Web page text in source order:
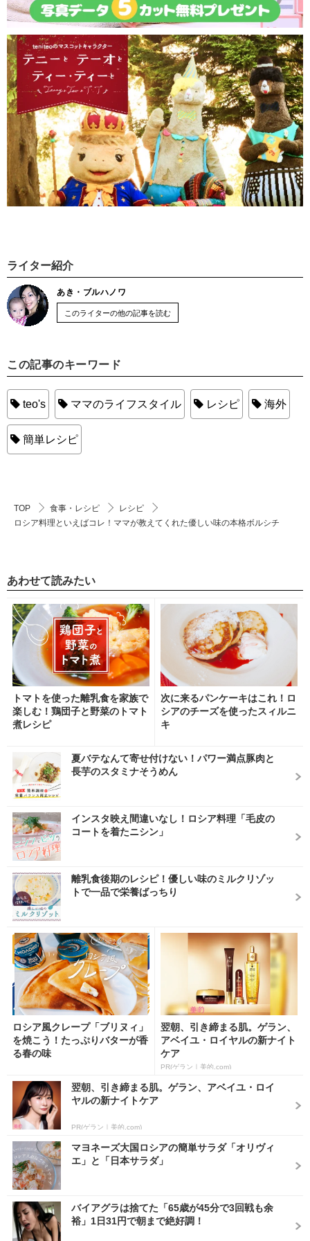
ライター紹介
あき・ブルハノワ
このライターの他の記事を読む
この記事のキーワード
teo's ママのライフスタイル レシピ 海外
簡単レシピ
TOP 食事・レシピ
レシピ
ロシア料理といえばコレ！ママが教えてくれた優しい味の本格ボルシチ
あわせて読みたい
トマトを使った離乳食を家族で
楽しむ！鶏団子と野菜のトマト
煮レシピ
次に来るパンケーキはこれ！ロ
シアのチーズを使ったスィルニ
キ
夏バテなんて寄せ付けない！パワー満点豚肉と
長芋のスタミナそうめん
インスタ映え間違いなし！ロシア料理「毛皮の
コートを着たニシン」
離乳食後期のレシピ！優しい味のミルクリゾッ
トで一品で栄養ばっちり
ロシア風クレープ「ブリヌィ」
を焼こう！たっぷりバターが香
る春の味
翌朝、引き締まる肌。ゲラン、
アベイユ・ロイヤルの新ナイト
ケア
PR(ゲラン｜美的.com)
翌朝、引き締まる肌。ゲラン、アベイユ・ロイ
ヤルの新ナイトケア
PR(ゲラン｜美的.com)
マヨネーズ大国ロシアの簡単サラダ「オリヴィ
エ」と「日本サラダ」
バイアグラは捨てた「65歳が45分で3回戦も余
裕」1日31円で朝まで絶好調！